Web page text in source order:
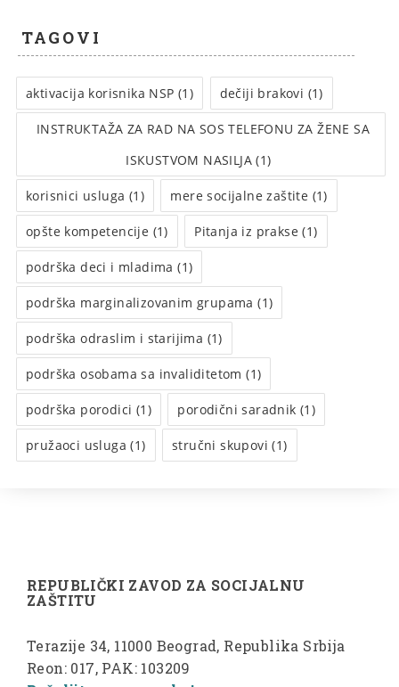
TAGOVI
aktivacija korisnika NSP (1) dečiji brakovi (1)
INSTRUКTAŽA ZA RAD NA SOS TELEFONU ZA ŽENE SA
ISКUSTVOM NASILJA (1)
korisnici usluga (1) mere socijalne zaštite (1)
opšte kompetencije (1) Pitanja iz prakse (1)
podrška deci i mladima (1)
podrška marginalizovanim grupama (1)
podrška odraslim i starijima (1)
podrška osobama sa invaliditetom (1)
podrška porodici (1) porodični saradnik (1)
pružaoci usluga (1) stručni skupovi (1)
REPUBLIČKI ZAVOD ZA SOCIJALNU
ZAŠTITU
Terazije 34, 11000 Beograd, Republika Srbija
Reon: 017, PAK: 103209